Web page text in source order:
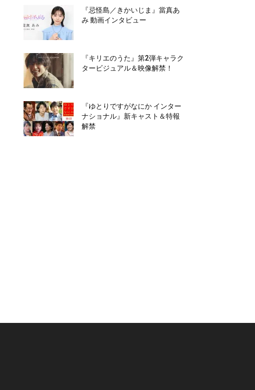
『忌怪島／きかいじま』當真あ
み 動画インタビュー
『キリエのうた』第2弾キャラク
タービジュアル＆映像解禁！
『ゆとりですがなにか インター
ナショナル』新キャスト＆特報
解禁